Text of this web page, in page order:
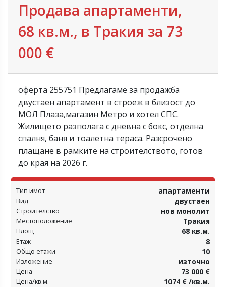
Продава апартаменти,
68 кв.м., в Тракия за 73
000 €
оферта 255751 Предлагаме за продажба
двустаен апартамент в строеж в близост до
МОЛ Плаза,магазин Метро и хотел СПС.
Жилището разполага с дневна с бокс, отделна
спалня, баня и тоалетна тераса. Разсрочено
плащане в рамките на строителството, готов
до края на 2026 г.
Тип имот апартаменти
Вид двустаен
Строителство нов монолит
Местоположение Тракия
Площ 68 кв.м.
Етаж 8
Общо етажи 10
Изложение източно
Цена 73 000 €
Цена/кв.м. 1074 € /кв.м.